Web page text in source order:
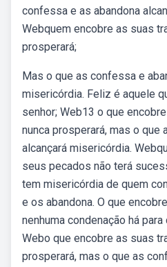
confessa e as abandona
Webquem encobre as suas
prosperará;
Mas o que as confessa e
misericórdia. Feliz é aquele
senhor; Web13 o que
nunca prosperará, mas o que
alcançará misericórdia.
seus pecados não terá
tem misericórdia de quem
e os abandona. O que
nenhuma condenação há
Webo que encobre as suas
prosperará, mas o que as